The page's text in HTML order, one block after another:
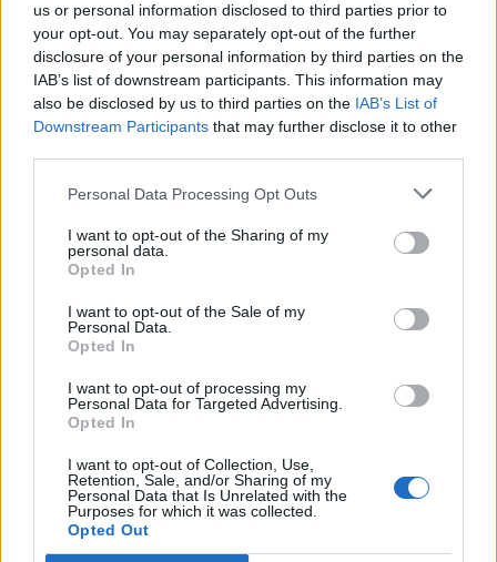
us or personal information disclosed to third parties prior to
your opt-out. You may separately opt-out of the further
disclosure of your personal information by third parties on the
IAB’s list of downstream participants. This information may
also be disclosed by us to third parties on the IAB’s List of
Downstream Participants that may further disclose it to other
Personal Data Processing Opt Outs
I want to opt-out of the Sharing of my
personal data.
Opted In
I want to opt-out of the Sale of my
Personal Data.
Opted In
I want to opt-out of processing my
Personal Data for Targeted Advertising.
Opted In
I want to opt-out of Collection, Use,
Retention, Sale, and/or Sharing of my
Personal Data that Is Unrelated with the
Purposes for which it was collected.
Opted Out
Τιμολόγια ρεύματος: Ποιο χρώμα συμφέρει
περισσότερο τα νοικοκυριά
Ανατροπή στην αγορά ηλεκτρικής ενέργειας καταγράφουν τα
εμφανίζουν τη χαμηλότερη μέση χρέωση για κατανάλωση 300
κιλοβατωρών τον μήνα.